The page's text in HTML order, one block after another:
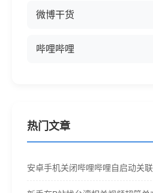
微博干货
哔哩哔哩
热门文章
安卓手机关闭哔哩哔哩自启动关